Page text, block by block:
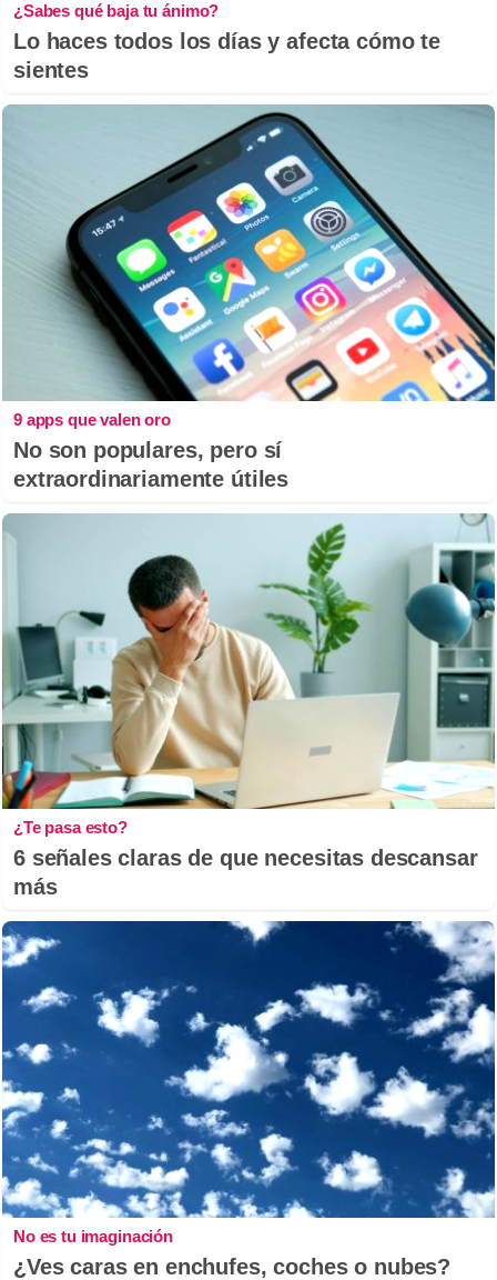
¿Sabes qué baja tu ánimo?
Lo haces todos los días y afecta cómo te
sientes
9 apps que valen oro
No son populares, pero sí
extraordinariamente útiles
¿Te pasa esto?
6 señales claras de que necesitas descansar
más
No es tu imaginación
¿Ves caras en enchufes, coches o nubes?